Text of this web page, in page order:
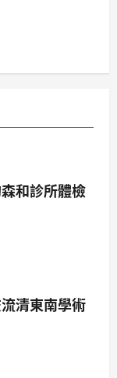
和診所體檢
清東南學術